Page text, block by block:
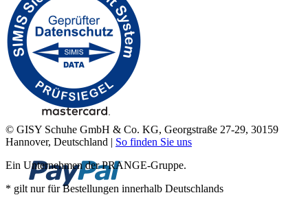
© GISY Schuhe GmbH & Co. KG, Georgstraße 27-29, 30159
Hannover, Deutschland | So finden Sie uns
Ein Unternehmen der PRANGE-Gruppe.
* gilt nur für Bestellungen innerhalb Deutschlands